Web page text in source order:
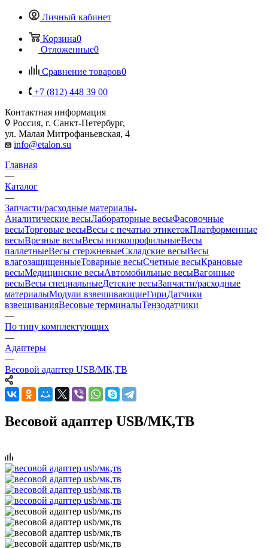
Личный кабинет
Корзина0
Отложенные0
Сравнение товаров0
+7 (812) 448 39 00
Контактная информация
Россия, г. Санкт-Петербург,
ул. Малая Митрофаньевская, 4
info@etalon.su
Главная
—
Каталог
—
Запчасти/расходные материалы
Аналитические весыЛабораторные весыФасовочные
весыТорговые весыВесы с печатью этикетокПлатформенные
весыВрезные весыВесы низкопрофильныеВесы
паллетныеВесы стержневыеСкладские весыВесы
влагозащищенныеТоварные весыСчетные весыКрановые
весыМедицинские весыАвтомобильные весыВагонные
весыВесы специальныеДетские весыЗапчасти/расходные
материалыМодули взвешивающиеГириДатчики
взвешиванияВесовые терминалыТензодатчики
—
По типу комплектующих
—
Адаптеры
—
Весовой адаптер USB/МК,ТВ
Весовой адаптер USB/МК,ТВ